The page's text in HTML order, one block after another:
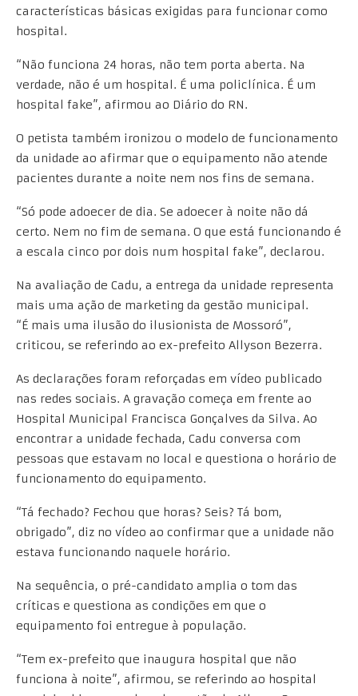
características básicas exigidas para funcionar como
hospital.
“Não funciona 24 horas, não tem porta aberta. Na
verdade, não é um hospital. É uma policlínica. É um
hospital fake”, afirmou ao Diário do RN.
O petista também ironizou o modelo de funcionamento
da unidade ao afirmar que o equipamento não atende
pacientes durante a noite nem nos fins de semana.
“Só pode adoecer de dia. Se adoecer à noite não dá
certo. Nem no fim de semana. O que está funcionando é
a escala cinco por dois num hospital fake”, declarou.
Na avaliação de Cadu, a entrega da unidade representa
mais uma ação de marketing da gestão municipal.
“É mais uma ilusão do ilusionista de Mossoró”,
criticou, se referindo ao ex-prefeito Allyson Bezerra.
As declarações foram reforçadas em vídeo publicado
nas redes sociais. A gravação começa em frente ao
Hospital Municipal Francisca Gonçalves da Silva. Ao
encontrar a unidade fechada, Cadu conversa com
pessoas que estavam no local e questiona o horário de
funcionamento do equipamento.
“Tá fechado? Fechou que horas? Seis? Tá bom,
obrigado”, diz no vídeo ao confirmar que a unidade não
estava funcionando naquele horário.
Na sequência, o pré-candidato amplia o tom das
críticas e questiona as condições em que o
equipamento foi entregue à população.
“Tem ex-prefeito que inaugura hospital que não
funciona à noite”, afirmou, se referindo ao hospital